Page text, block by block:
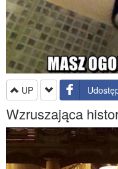
UP
Wzruszająca